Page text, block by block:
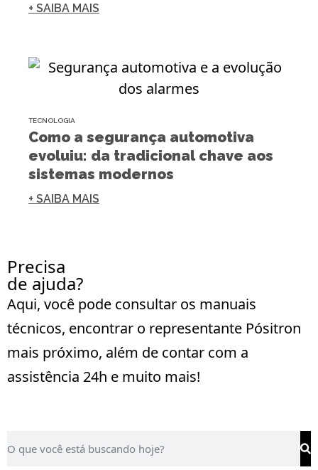
+ SAIBA MAIS
TECNOLOGIA
Como a segurança automotiva
evoluiu: da tradicional chave aos
sistemas modernos
+ SAIBA MAIS
Precisa
de ajuda?
Aqui, você pode consultar os manuais
técnicos, encontrar o representante Pósitron
mais próximo, além de contar com a
assistência 24h e muito mais!